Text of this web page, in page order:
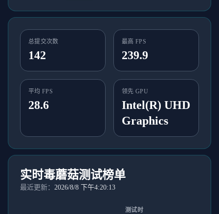
总提交次数
142
最高 FPS
239.9
平均 FPS
28.6
领先 GPU
Intel(R) UHD
Graphics
实时毒蘑菇测试榜单
最近更新： 2026/8/8 下午4:20:13
测试时